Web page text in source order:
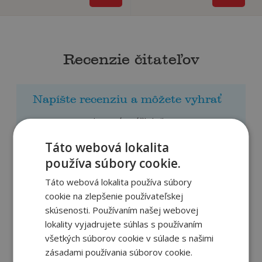
Recenzie čitateľov
Napíšte recenziu a môžete vyhrať
Ako sa vám páčila kniha?
PRIDAŤ RECENZIU
Táto webová lokalita
používa súbory cookie.
Táto webová lokalita používa súbory
cookie na zlepšenie používateľskej
skúsenosti. Používaním našej webovej
lokality vyjadrujete súhlas s používaním
všetkých súborov cookie v súlade s našimi
zásadami používania súborov cookie.